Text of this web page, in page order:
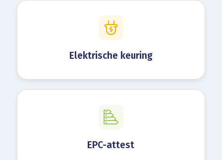
Elektrische keuring
EPC-attest